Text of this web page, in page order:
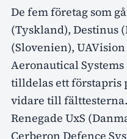
De fem företag som
(Tyskland), Destinus
(Slovenien),
Aeronautical
tilldelas ett förstapris
vidare till
Renegade UxS
Cerberon Defence